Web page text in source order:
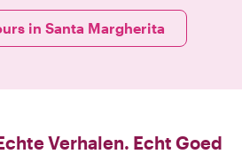
in Santa Margherita
Verhalen. Echt Goed